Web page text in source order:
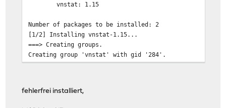
vnstat: 1.15
Number of packages to be installed: 2
[1/2] Installing vnstat-1.15...
===> Creating groups.
Creating group 'vnstat' with gid '284'.
[2/2] Installing os-vnstat-1.1_1...
fehlerfrei installiert,